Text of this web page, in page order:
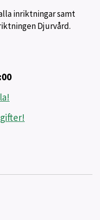
inriktningar samt
Djurvård.